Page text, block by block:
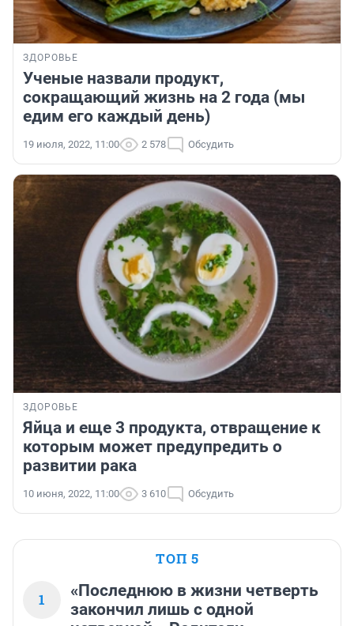
ЗДОРОВЬЕ
Ученые назвали продукт,
сокращающий жизнь на 2 года (мы
едим его каждый день)
19 июля, 2022, 11:00 2 578 Обсудить
ЗДОРОВЬЕ
Яйца и еще 3 продукта, отвращение к
которым может предупредить о
развитии рака
10 июня, 2022, 11:00 3 610 Обсудить
ТОП 5
1
«Последнюю в жизни четверть
закончил лишь с одной